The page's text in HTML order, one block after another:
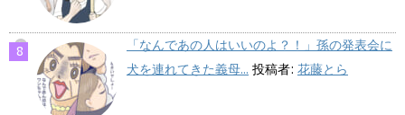
「なんであの人はいいのよ？！」孫の発表会に
犬を連れてきた義母... 投稿者: 花藤とら